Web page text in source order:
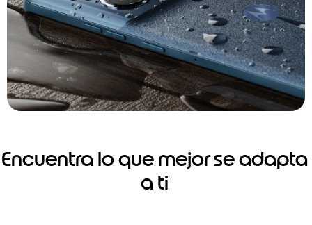
Encuentra lo que mejor se adapta
a ti